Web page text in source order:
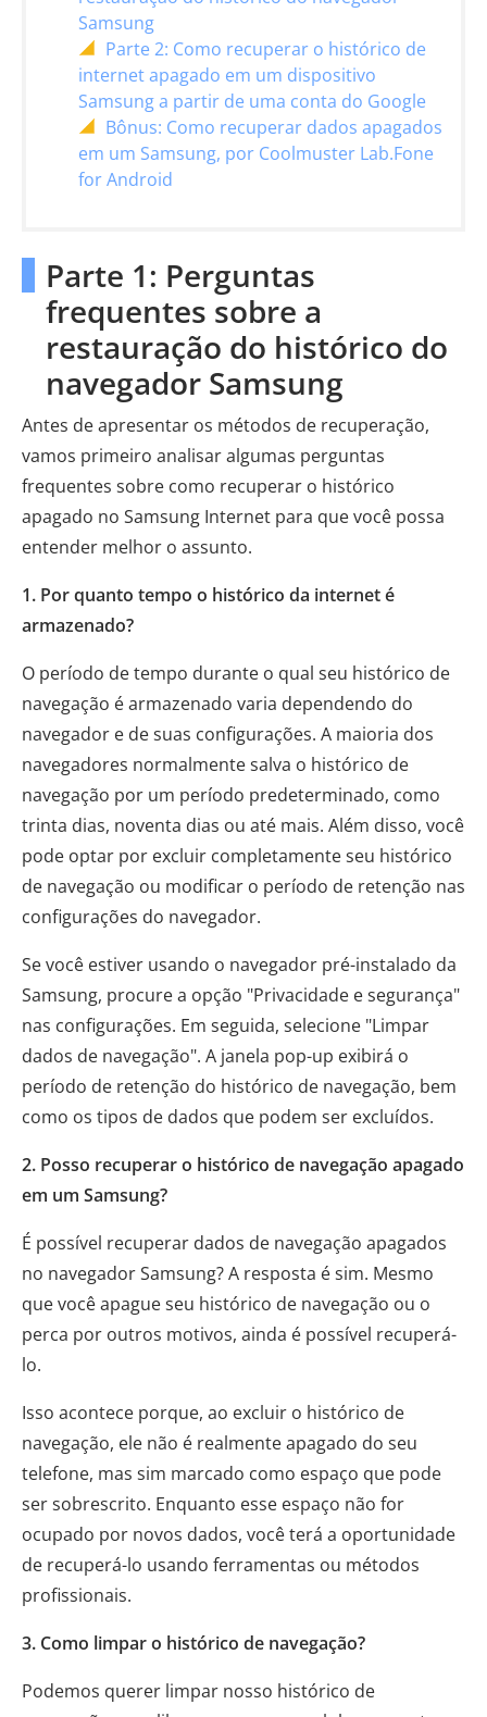
Samsung
Parte 2: Como recuperar o histórico de
internet apagado em um dispositivo
Samsung a partir de uma conta do Google
Bônus: Como recuperar dados apagados
em um Samsung, por Coolmuster Lab.Fone
for Android
Parte 1: Perguntas
frequentes sobre a
restauração do histórico do
navegador Samsung
Antes de apresentar os métodos de recuperação,
vamos primeiro analisar algumas perguntas
frequentes sobre como recuperar o histórico
apagado no Samsung Internet para que você possa
entender melhor o assunto.
1. Por quanto tempo o histórico da internet é
armazenado?
O período de tempo durante o qual seu histórico de
navegação é armazenado varia dependendo do
navegador e de suas configurações. A maioria dos
navegadores normalmente salva o histórico de
navegação por um período predeterminado, como
trinta dias, noventa dias ou até mais. Além disso, você
pode optar por excluir completamente seu histórico
de navegação ou modificar o período de retenção nas
configurações do navegador.
Se você estiver usando o navegador pré-instalado da
Samsung, procure a opção "Privacidade e segurança"
nas configurações. Em seguida, selecione "Limpar
dados de navegação". A janela pop-up exibirá o
período de retenção do histórico de navegação, bem
como os tipos de dados que podem ser excluídos.
2. Posso recuperar o histórico de navegação apagado
em um Samsung?
É possível recuperar dados de navegação apagados
no navegador Samsung? A resposta é sim. Mesmo
que você apague seu histórico de navegação ou o
perca por outros motivos, ainda é possível recuperá-
lo.
Isso acontece porque, ao excluir o histórico de
navegação, ele não é realmente apagado do seu
telefone, mas sim marcado como espaço que pode
ser sobrescrito. Enquanto esse espaço não for
ocupado por novos dados, você terá a oportunidade
de recuperá-lo usando ferramentas ou métodos
profissionais.
3. Como limpar o histórico de navegação?
Podemos querer limpar nosso histórico de